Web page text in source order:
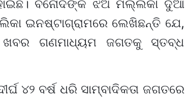
ବିନୋଦଙ୍କ ଝିଅ ମଲ୍ଲିକା ଦୁଆ
ଇନଷ୍ଟାଗ୍ରାମରେ ଲେଖିଛନ୍ତି ଯେ,
ଖବର ଗଣମାଧ୍ୟମ ଜଗତକୁ ସ୍ତବ୍ଧ
୪୨ ବର୍ଷ ଧରି ସାମ୍ବାଦିକତା ଜଗତରେ